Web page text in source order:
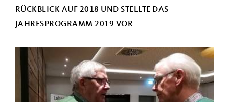
RÜCKBLICK AUF 2018 UND STELLTE DAS
JAHRESPROGRAMM 2019 VOR